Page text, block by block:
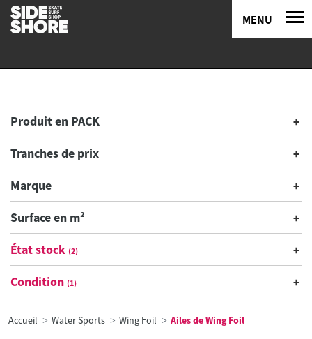
MENU
Produit en PACK
Tranches de prix
Marque
Surface en m²
État stock (2)
Condition (1)
Accueil Water Sports Wing Foil Ailes de Wing Foil